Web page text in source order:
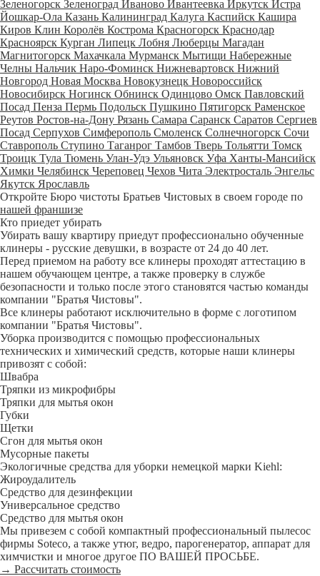
Зеленогорск Зеленоград Иваново Ивантеевка Иркутск Истра
Йошкар-Ола Казань Калининград Калуга Каспийск Кашира
Киров Клин Королёв Кострома Красногорск Краснодар
Красноярск Курган Липецк Лобня Люберцы Магадан
Магнитогорск Махачкала Мурманск Мытищи Набережные
Челны Нальчик Наро-Фоминск Нижневартовск Нижний
Новгород Новая Москва Новокузнецк Новороссийск
Новосибирск Ногинск Обнинск Одинцово Омск Павловский
Посад Пенза Пермь Подольск Пушкино Пятигорск Раменское
Реутов Ростов-на-Дону Рязань Самара Саранск Саратов Сергиев
Посад Серпухов Симферополь Смоленск Солнечногорск Сочи
Ставрополь Ступино Таганрог Тамбов Тверь Тольятти Томск
Троицк Тула Тюмень Улан-Удэ Ульяновск Уфа Ханты-Мансийск
Химки Челябинск Череповец Чехов Чита Электросталь Энгельс
Якутск Ярославль
Откройте Бюро чистоты Братьев Чистовых в своем городе по
нашей франшизе
Кто приедет убирать
Убирать вашу квартиру приедут профессионально обученные
клинеры - русские девушки, в возрасте от 24 до 40 лет.
Перед приемом на работу все клинеры проходят аттестацию в
нашем обучающем центре, а также проверку в службе
безопасности и только после этого становятся частью команды
компании "Братья Чистовы".
Все клинеры работают исключительно в форме с логотипом
компании "Братья Чистовы".
Уборка производится с помощью профессиональных
технических и химический средств, которые наши клинеры
привозят с собой:
Швабра
Тряпки из микрофибры
Тряпки для мытья окон
Губки
Щетки
Сгон для мытья окон
Мусорные пакеты
Экологичные средства для уборки немецкой марки Kiehl:
Жироудалитель
Средство для дезинфекции
Универсальное средство
Средство для мытья окон
Мы привезем с собой компактный профессиональный пылесос
фирмы Soteco, а также утюг, ведро, парогенератор, аппарат для
химчистки и многое другое ПО ВАШЕЙ ПРОСЬБЕ.
→ Рассчитать стоимость